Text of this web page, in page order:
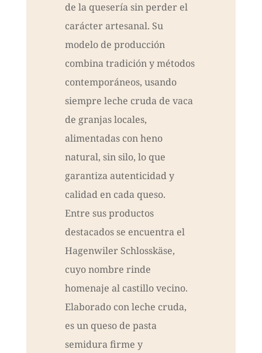
de la quesería sin perder el
carácter artesanal. Su
modelo de producción
combina tradición y métodos
contemporáneos, usando
siempre leche cruda de vaca
de granjas locales,
alimentadas con heno
natural, sin silo, lo que
garantiza autenticidad y
calidad en cada queso.
Entre sus productos
destacados se encuentra el
Hagenwiler Schlosskäse,
cuyo nombre rinde
homenaje al castillo vecino.
Elaborado con leche cruda,
es un queso de pasta
semidura firme y